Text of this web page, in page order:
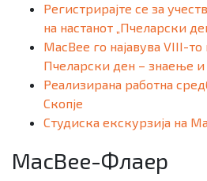
Регистрирајте се за
на настанот „Пчеларски
MacBee го најавува VIII-
Пчеларски ден – знаење
Реализирана работна
Скопје
Студиска екскурзија на
MacBee-Флаер